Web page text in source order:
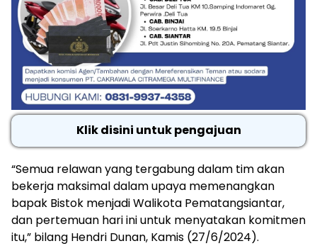
Klik disini untuk pengajuan
“Semua relawan yang tergabung dalam tim akan
bekerja maksimal dalam upaya memenangkan
bapak Bistok menjadi Walikota Pematangsiantar,
dan pertemuan hari ini untuk menyatakan komitmen
itu,” bilang Hendri Dunan, Kamis (27/6/2024).